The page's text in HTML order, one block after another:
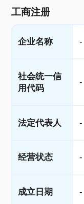
工商注册
企业名称 -
社会统一信
用代码
-
法定代表人 -
经营状态 -
成立日期 -